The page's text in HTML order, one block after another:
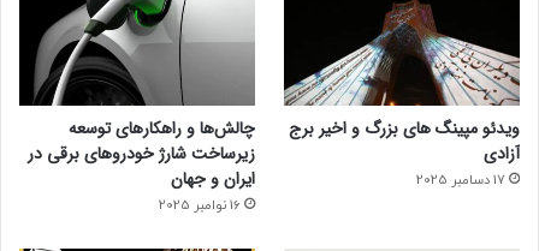
ویدئو مپینگ های بزرگ و اخیر برج
آزادی
17 دسامبر 2025
چالش‌ها و راهکارهای توسعه
زیرساخت شارژ خودروهای برقی در
ایران و جهان
16 نوامبر 2025